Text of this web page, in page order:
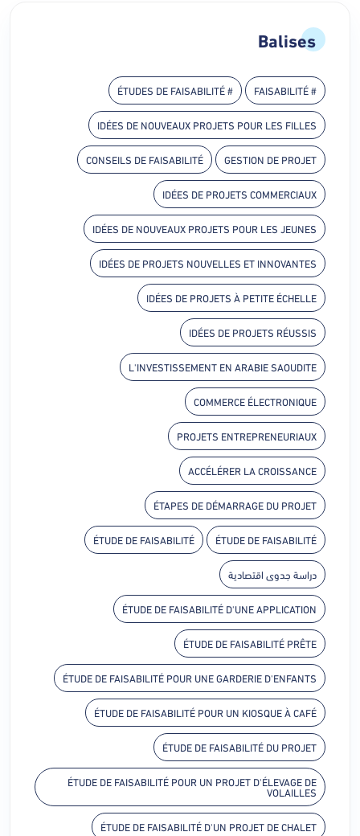
Balises
# FAISABILITÉ
# ÉTUDES DE FAISABILITÉ
IDÉES DE NOUVEAUX PROJETS POUR LES FILLES
GESTION DE PROJET
CONSEILS DE FAISABILITÉ
IDÉES DE PROJETS COMMERCIAUX
IDÉES DE NOUVEAUX PROJETS POUR LES JEUNES
IDÉES DE PROJETS NOUVELLES ET INNOVANTES
IDÉES DE PROJETS À PETITE ÉCHELLE
IDÉES DE PROJETS RÉUSSIS
L'INVESTISSEMENT EN ARABIE SAOUDITE
COMMERCE ÉLECTRONIQUE
PROJETS ENTREPRENEURIAUX
ACCÉLÉRER LA CROISSANCE
ÉTAPES DE DÉMARRAGE DU PROJET
ÉTUDE DE FAISABILITÉ
ÉTUDE DE FAISABILITÉ
دراسة جدوى اقتصادية
ÉTUDE DE FAISABILITÉ D'UNE APPLICATION
ÉTUDE DE FAISABILITÉ PRÊTE
ÉTUDE DE FAISABILITÉ POUR UNE GARDERIE D'ENFANTS
ÉTUDE DE FAISABILITÉ POUR UN KIOSQUE À CAFÉ
ÉTUDE DE FAISABILITÉ DU PROJET
ÉTUDE DE FAISABILITÉ POUR UN PROJET D'ÉLEVAGE DE
VOLAILLES
ÉTUDE DE FAISABILITÉ D'UN PROJET DE CHALET